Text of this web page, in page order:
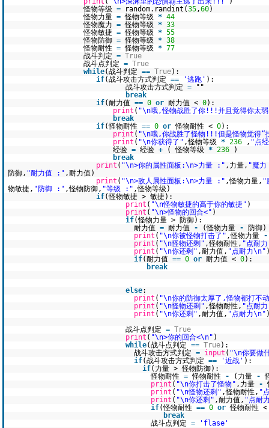
怪物等级 = random.randint(35,60)
怪物力量 = 怪物等级 * 44
怪物魔力 = 怪物等级 * 33
怪物敏捷 = 怪物等级 * 55
怪物防御 = 怪物等级 * 38
怪物耐性 = 怪物等级 * 77
战斗判定 = True
战斗点判定 = True
while(战斗判定 == True):
if(战斗攻击方式判定 == '逃跑' ):
战斗攻击方式判定 =
""
break
if(耐力值 == 0 or 耐力值 < 0):
print ( "\n哦,怪物战胜了你!!!并且觉得你太
break
if(怪物耐性 == 0 or 怪物耐性 < 0):
print ( "\n哦,你战胜了怪物!!!但是怪物觉得“
print ( "\n你获得了" ,怪物等级 * 236 , "点
经验 = 经验 + ( 怪物等级 * 236
)
break
print ( "\n>你的属性面板:\n>力量 :" ,力量, "魔
防御, "耐力值 :" ,耐力值)
print ( "\n>敌人属性面板:\n>力量 :" ,怪物力量, "
物敏捷, "防御 :" ,怪物防御, "等级 :" ,怪物等级)
if(怪物敏捷 > 敏捷):
print ( "\n怪物敏捷的高于你的敏捷" )
print ( "\n>怪物的回合<" )
if(怪物力量 > 防御):
耐力值 = 耐力值 - (怪物力量 -
防御)
print ( "\n你被怪物打击了" ,怪物力量 -
print ( "\n怪物还剩" ,怪物耐性, "点耐
print ( "\n你还剩" ,耐力值, "点耐力\n"
if(耐力值 == 0 or 耐力值 < 0):
break
else:
print ( "\n你的防御太厚了,怪物都打不
print ( "\n怪物还剩" ,怪物耐性, "点耐
print ( "\n你还剩" ,耐力值, "点耐力\n"
战斗点判定 = True
print ( "\n>你的回合<\n" )
while(战斗点判定 == True):
战斗攻击方式判定 = input ( "\n你要做
if(战斗攻击方式判定 == '近战' ):
if(力量 > 怪物防御):
怪物耐性 = 怪物耐性 - (力量 -
print ( "\n你打击了怪物" ,力量 -
print ( "\n怪物还剩" ,怪物耐性, "
print ( "\n你还剩" ,耐力值, "点耐
if(怪物耐性 == 0 or 怪物耐性
break
战斗点判定 =
'flase'